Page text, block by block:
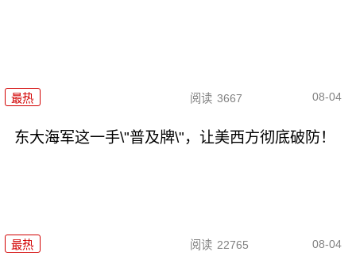
最热 阅读 3667 08-04
东大海军这一手\"普及牌\"，让美西方彻底破防！
最热 阅读 22765 08-04